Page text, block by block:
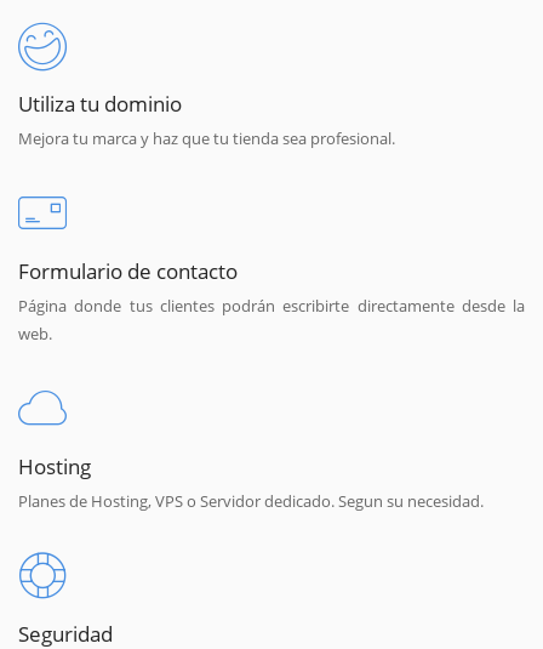
Utiliza tu dominio
Mejora tu marca y haz que tu tienda sea profesional.
Formulario de contacto
Página donde tus clientes podrán escribirte directamente desde la
web.
Hosting
Planes de Hosting, VPS o Servidor dedicado. Segun su necesidad.
Seguridad